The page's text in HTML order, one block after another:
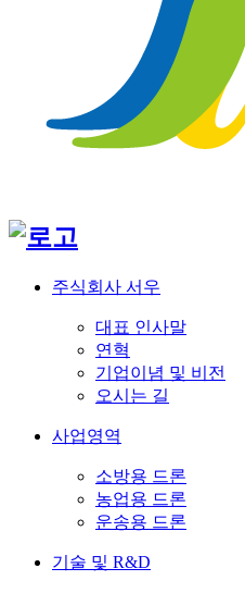
주식회사 서우
대표 인사말
연혁
기업이념 및 비전
오시는 길
사업영역
소방용 드론
농업용 드론
운송용 드론
기술 및 R&D